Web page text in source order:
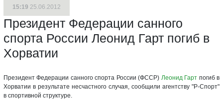
15:19 25.06.2012
Президент Федерации санного
спорта России Леонид Гарт погиб в
Хорватии
Президент Федерации санного спорта России (ФССР) Леонид Гарт погиб в
Хорватии в результате несчастного случая, сообщили агентству "Р-Спорт"
в спортивной структуре.